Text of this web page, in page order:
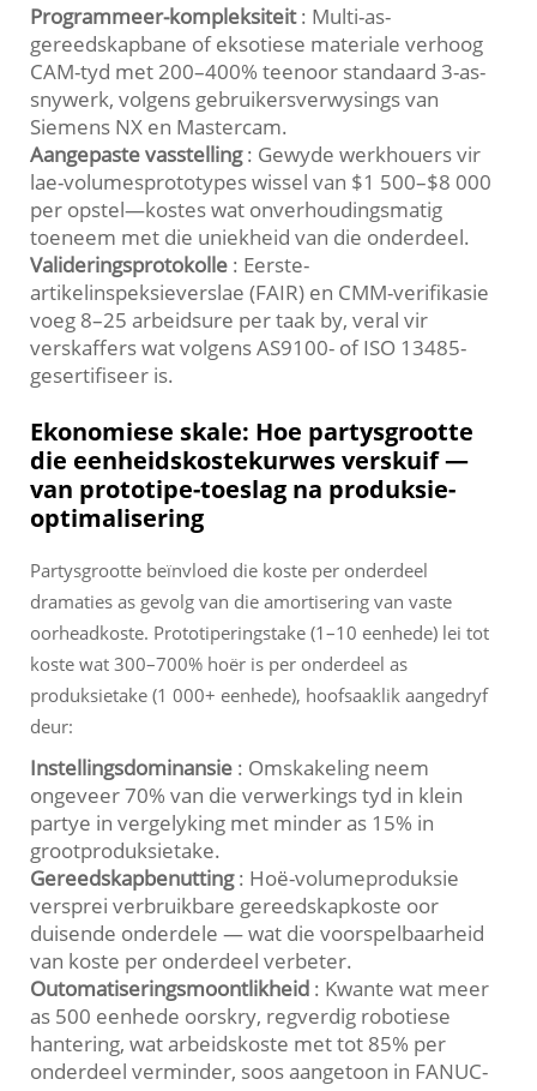
Programmeer-kompleksiteit: Multi-as-
gereedskapbane of eksotiese materiale verhoog
CAM-tyd met 200–400% teenoor standaard 3-as-
snywerk, volgens gebruikersverwysings van
Siemens NX en Mastercam.
Aangepaste vasstelling: Gewyde werkhouers vir
lae-volumesprototypes wissel van $1 500–$8 000
per opstel—kostes wat onverhoudingsmatig
toeneem met die uniekheid van die onderdeel.
Valideringsprotokolle : Eerste-
artikelinspeksieverslae (FAIR) en CMM-verifikasie
voeg 8–25 arbeidsure per taak by, veral vir
verskaffers wat volgens AS9100- of ISO 13485-
gesertifiseer is.
Ekonomiese skale: Hoe partysgrootte
die eenheidskostekurwes verskuif —
van prototipe-toeslag na produksie-
optimalisering
Partysgrootte beïnvloed die koste per onderdeel
dramaties as gevolg van die amortisering van vaste
oorheadkoste. Prototiperingstake (1–10 eenhede) lei tot
koste wat 300–700% hoër is per onderdeel as
produksietake (1 000+ eenhede), hoofsaaklik aangedryf
deur:
Instellingsdominansie : Omskakeling neem
ongeveer 70% van die verwerkings tyd in klein
partye in vergelyking met minder as 15% in
grootproduksietake.
Gereedskapbenutting: Hoë-volumeproduksie
versprei verbruikbare gereedskapkoste oor
duisende onderdele — wat die voorspelbaarheid
van koste per onderdeel verbeter.
Outomatiseringsmoontlikheid : Kwante wat meer
as 500 eenhede oorskry, regverdig robotiese
hantering, wat arbeidskoste met tot 85% per
onderdeel verminder, soos aangetoon in FANUC-